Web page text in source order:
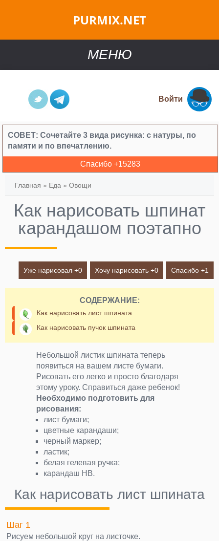
PURMIX.NET
МЕНЮ
Войти
СОВЕТ: Сочетайте 3 вида рисунка: с натуры, по
памяти и по впечатлению.
Спасибо +15283
Главная » Еда » Овощи
Как нарисовать шпинат
карандашом поэтапно
Уже нарисовал +0 Хочу нарисовать +0 Спасибо +1
СОДЕРЖАНИЕ:
Как нарисовать лист шпината
Как нарисовать пучок шпината
Небольшой листик шпината теперь
появиться на вашем листе бумаги.
Рисовать его легко и просто благодаря
этому уроку. Справиться даже ребенок!
Необходимо подготовить для
рисования:
лист бумаги;
цветные карандаши;
черный маркер;
ластик;
белая гелевая ручка;
карандаш НВ.
Как нарисовать лист шпината
Шаг 1
Рисуем небольшой круг на листочке.